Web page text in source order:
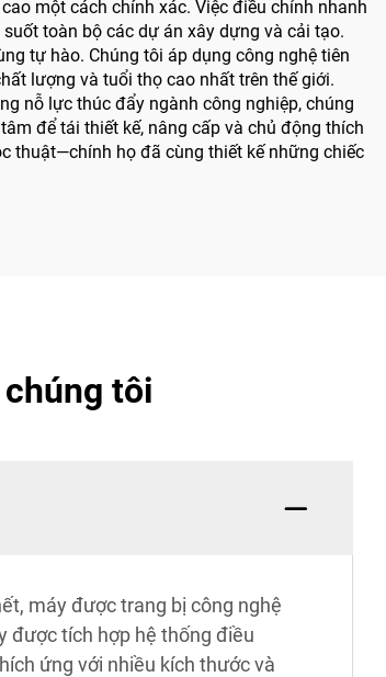
một cách chính xác. Việc điều chỉnh nhanh
toàn bộ các dự án xây dựng và cải tạo.
tự hào. Chúng tôi áp dụng công nghệ tiên
lượng và tuổi thọ cao nhất trên thế giới.
nỗ lực thúc đẩy ngành công nghiệp, chúng
để tái thiết kế, nâng cấp và chủ động thích
thuật—chính họ đã cùng thiết kế những chiếc
tôi
máy được trang bị công nghệ
được tích hợp hệ thống điều
ứng với nhiều kích thước và